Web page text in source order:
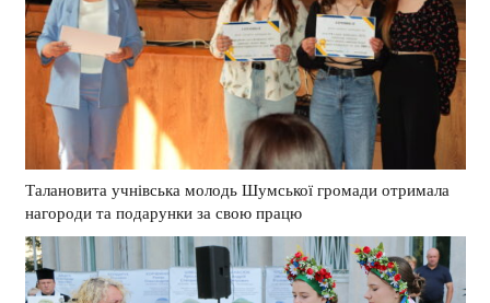
Талановита учнівська молодь Шумської громади отримала
нагороди та подарунки за свою працю